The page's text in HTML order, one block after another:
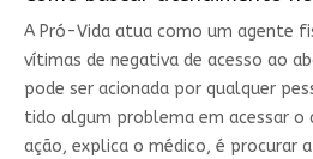
A Pró-Vida atua como um agente
vítimas de negativa de acesso ao
pode ser acionada por qualquer
tido algum problema em acessar o
ação, explica o médico, é procurar